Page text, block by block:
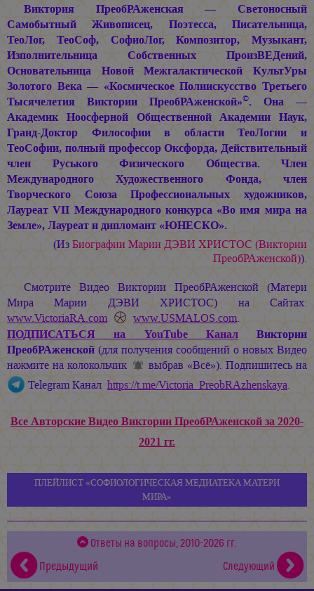
Виктория ПреобРАженская — Светоносный
Самобытный Живописец, Поэтесса, Писательница,
ТеоЛог, ТеоСоф, СофиоЛог, Композитор, Музыкант,
Изполнительница Собственных ПроизВЕДений,
Основательница Новой Межгалактической КультУры
Золотого Века — «Космическое Полиискусство Третьего
Тысячелетия Виктории ПреобРАженской»©. Она —
Академик Ноосферной Общественной Академии Наук,
Гранд-Доктор Философии в области ТеоЛогии и
ТеоСофии, полный профессор Оксфорда, Действительный
член Руського Физического Общества. Член
Международного Художественного Фонда, член
Творческого Союза Профессиональных художников,
Лауреат VII Международного конкурса «Во имя мира на
Земле», Лауреат и дипломант «ЮНЕСКО».
(ИзБиографииМарии ДЭВИ ХРИСТОС (Виктории
ПреобРАженской)).
Смотрите Видео Виктории ПреобРАженской (Матери
МираМарии ДЭВИ ХРИСТОС) на Сайтах:
www.VictoriaRA.com
www.USMALOS.com.
ПОДПИСАТЬСЯ на YouTube КаналВиктории
ПреобРАженской (для получения сообщений о новых Видео
нажмите на колокольчик
выбрав «Всё»). Подпишитесь на
Telegram Канал https://t.me/Victoria_PreobRAzhenskaya.
Все Авторские Видео Виктории ПреобРАженской за 2020-
2021 гг.
ПЛЕЙЛИСТ «СОФИОЛОГИЧЕСКАЯ МЕДИАТЕКА МАТЕРИ
МИРА»
Ответы на вопросы, 2010-2026 гг.
Предыдущий
Следующий